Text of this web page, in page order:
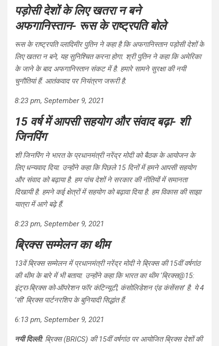
पड़ोसी देशों के लिए खतरा न बने
अफगानिस्तान- रूस के राष्ट्रपति बोले
रूस के राष्ट्रपति व्लादिमीर पुतिन ने कहा है कि अफगानिस्तान पड़ोसी देशों के
लिए खतरा न बने, यह सुनिश्चित करना होगा. श्री पुतिन ने कहा कि अमेरिका
के जाने के बाद अफगानिस्तान संकट में है. हमारे सामने सुरक्षा की नयी
चुनौतियां हैं. आतंकवाद पर नियंत्रण जरूरी है.
8:23 pm, September 9, 2021
15 वर्ष में आपसी सहयोग और संवाद बढ़ा- शी
जिनपिंग
शी जिनपिंग ने भारत के प्रधानमंत्री नरेंद्र मोदी को बैठक के आयोजन के
लिए धन्यवाद दिया. उन्होंने कहा कि पिछले 15 दिनों में हमने आपसी सहयोग
और संवाद को बढ़ाया है. हम पांच देशों ने सरकार की नीतियों में समानता
दिखायी है. हमने कई क्षेत्रों में सहयोग को बढ़ावा दिया है. हम विकास की साझा
यात्रा में आगे बढ़े हैं.
8:23 pm, September 9, 2021
ब्रिक्स सम्मेलन का थीम
13वें ब्रिक्स सम्मेलन में प्रधानमंत्री नरेंद्र मोदी ने ब्रिक्स की 15वीं वर्षगांठ
की थीम के बारे में भी बताया. उन्होंने कहा कि भारत का थीम ‘ब्रिक्स@15:
इंट्रा-ब्रिक्स को-ऑपरेशन फॉर कंटिन्यूटी, कंसोलिडेशन एंड कंसेंसस’ है. ये 4
‘सी’ ब्रिक्स पार्टनरशिप के बुनियादी सिद्धांत हैं.
6:13 pm, September 9, 2021
नयी दिल्ली: ब्रिक्स (BRICS) की 15वीं वर्षगांठ पर आयोजित ब्रिक्स देशों की